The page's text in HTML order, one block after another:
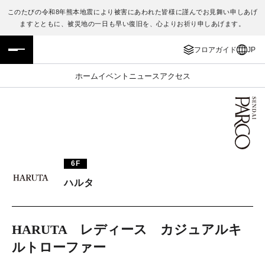
このたびの令和8年熊本地震により被害にあわれた皆様に謹んでお見舞い申しあげ
ますとともに、被災地の一日も早い復旧を、心よりお祈り申しあげます。
フロアガイド JP
ホームイベント ニュース アクセス
フロアガイド
施設案内・アクセス
TAX FREE
JP
ENGLISH
繁体字
日本語
6F
ハルタ
HARUTA レディース カジュアルキ
ルトローファー